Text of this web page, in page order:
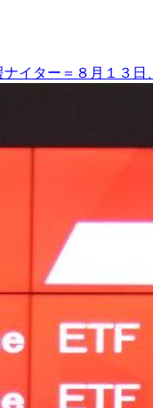
イター＝８月１３